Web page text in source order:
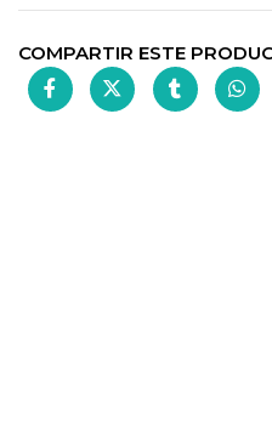
COMPARTIR ESTE